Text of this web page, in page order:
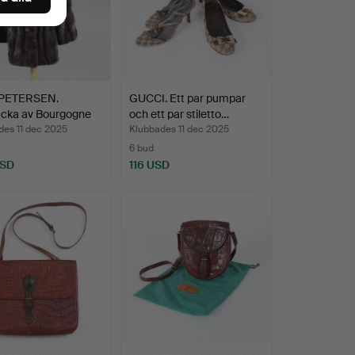
av Bourgogne
11 dec 2025
GUCCI. Ett par pumpar
och ett par stiletto…
Klubbades 11 dec 2025
6 bud
116 USD